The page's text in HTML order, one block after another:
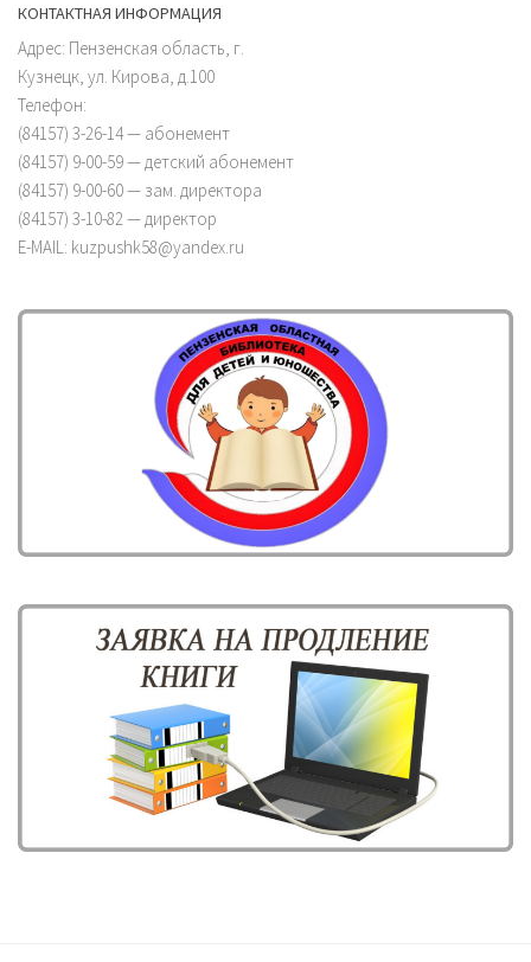
КОНТАКТНАЯ ИНФОРМАЦИЯ
Адрес: Пензенская область, г.
Кузнецк, ул. Кирова, д.100
Телефон:
(84157) 3-26-14 — абонемент
(84157) 9-00-59 — детский абонемент
(84157) 9-00-60 — зам. директора
(84157) 3-10-82 — директор
E-MAIL: kuzpushk58@yandex.ru